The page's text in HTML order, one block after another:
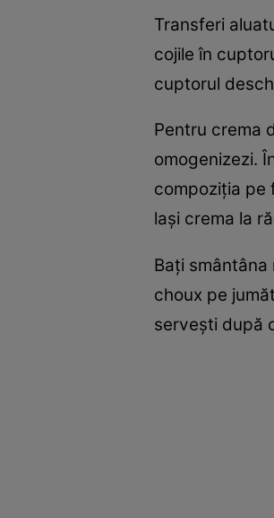
Transferi
cojile în
cuptorul
Pentru crema
omogenizezi.
compoziția pe
lași crema la
Bați
choux pe
servești după